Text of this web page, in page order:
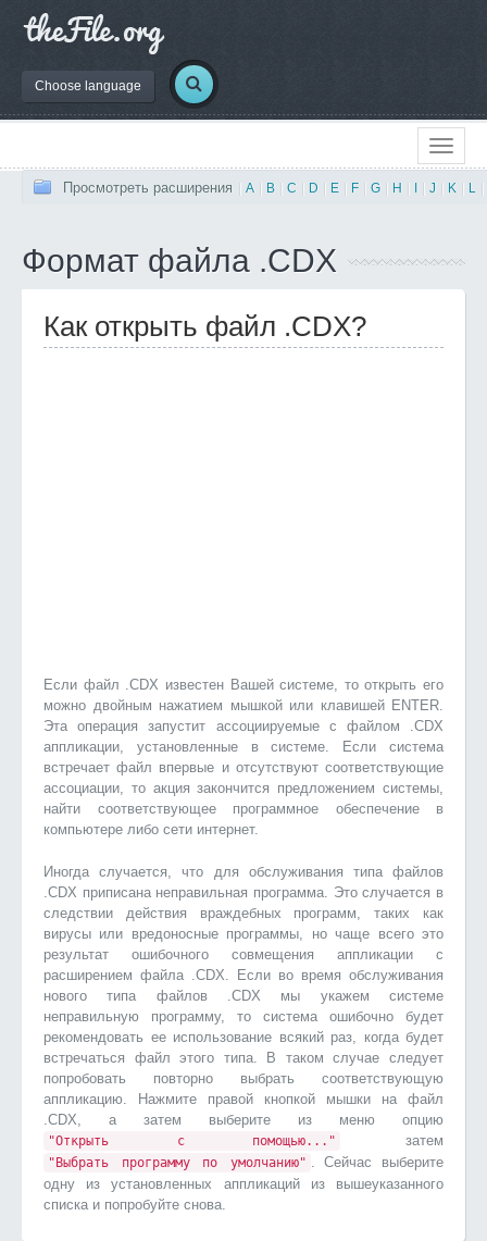
Choose language
Просмотреть расширения A B C D E F G H J K L
Формат файла .CDX
Как открыть файл .CDX?
Если файл .CDX известен Вашей системе, то открыть его
можно двойным нажатием мышкой или клавишей ENTER.
Эта операция запустит ассоциируемые с файлом .CDX
аппликации, установленные в системе. Если система
встречает файл впервые и отсутствуют соответствующие
ассоциации, то акция закончится предложением системы,
найти соответствующее программное обеспечение в
компьютере либо сети интернет.
Иногда случается, что для обслуживания типа файлов
.CDX приписана неправильная программа. Это случается в
следствии действия враждебных программ, таких как
вирусы или вредоносные программы, но чаще всего это
результат ошибочного совмещения аппликации с
расширением файла .CDX. Если во время обслуживания
нового типа файлов .CDX мы укажем системе
неправильную программу, то система ошибочно будет
рекомендовать ее использование всякий раз, когда будет
встречаться файл этого типа. В таком случае следует
попробовать повторно выбрать соответствующую
аппликацию. Нажмите правой кнопкой мышки на файл
.CDX, а затем выберите из меню опцию
"Открыть с помощью..." затем
"Выбрать программу по умолчанию" . Сейчас выберите
одну из установленных аппликаций из вышеуказанного
списка и попробуйте снова.